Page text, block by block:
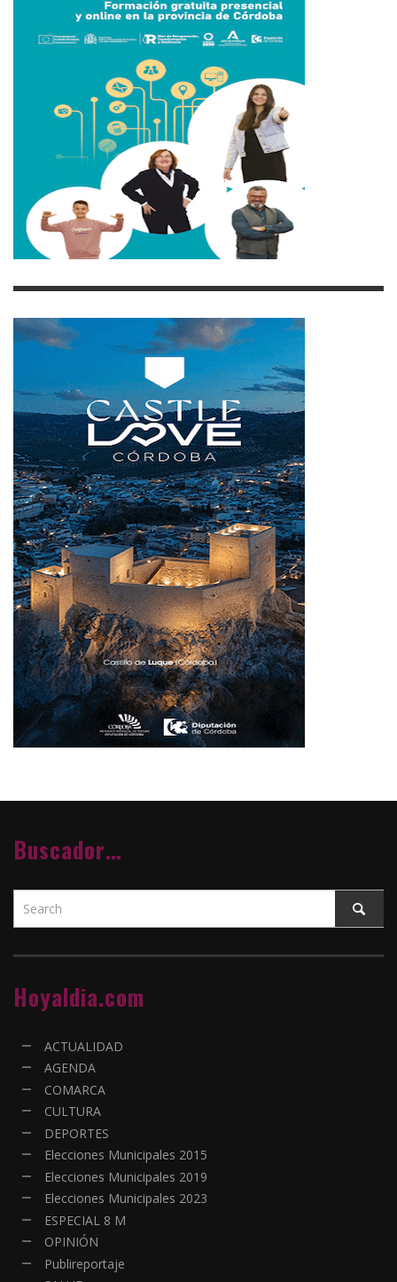
Buscador…
Hoyaldia.com
ACTUALIDAD
AGENDA
COMARCA
CULTURA
DEPORTES
Elecciones Municipales 2015
Elecciones Municipales 2019
Elecciones Municipales 2023
ESPECIAL 8 M
OPINIÓN
Publireportaje